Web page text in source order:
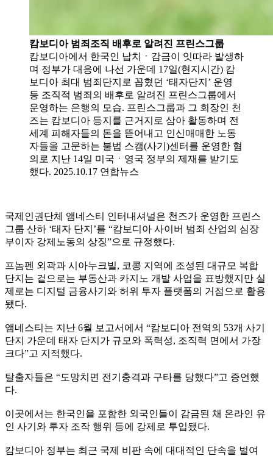
캄보디아 범죄조직 배후로 알려진 프린스그룹
캄보디아에서 한국인 납치ㆍ감금이 잇따라 발생하
며 정부가 대응에 나선 가운데 17일(현지시간) 캄
보디아 최대 범죄단지로 꼽혔던 ‘태자단지’ 운영
등 조직적 범죄의 배후로 알려진 프린스그룹에서
운영하는 은행의 모습. 프린스그룹과 그 회장인 천
즈는 캄보디아 등지를 근거지로 삼아 활동하며 전
세계 피해자들의 돈을 뜯어내고 인신매매한 노동
자들을 고문하는 불법 스캠(사기)센터를 운영한 혐
의로 지난 14일 미국ㆍ영국 정부의 제재를 받기도
했다. 2025.10.17 연합뉴스
국제인권단체 앰네스티 인터내셔널은 천즈가 운영한 프린스
그룹 산하 ‘태자 단지’를 “캄보디아 사이버 범죄 산업의 심장
부이자 강제노동의 상징”으로 규정했다.
프놈펜 외곽과 시아누크빌, 코콩 지역에 조성된 대규모 복합
단지는 겉으로는 부동산과 카지노 개발 사업을 표방했지만 실
제로는 디지털 금융사기와 허위 투자 플랫폼의 거점으로 활용
됐다.
앰네스티는 지난 6월 보고서에서 “캄보디아 전역의 53개 사기
단지 가운데 태자 단지가 규모와 폭력성, 조직력 면에서 가장
크다”고 지적했다.
탈출자들은 “도망치면 전기충격과 구타를 당했다”고 증언했
다.
이곳에서는 한국인을 포함한 외국인들이 감금된 채 온라인 유
인 사기와 투자 조작 행위 등에 강제로 투입됐다.
캄보디아 정부는 최근 국제 비판 속에 대대적인 단속을 벌여